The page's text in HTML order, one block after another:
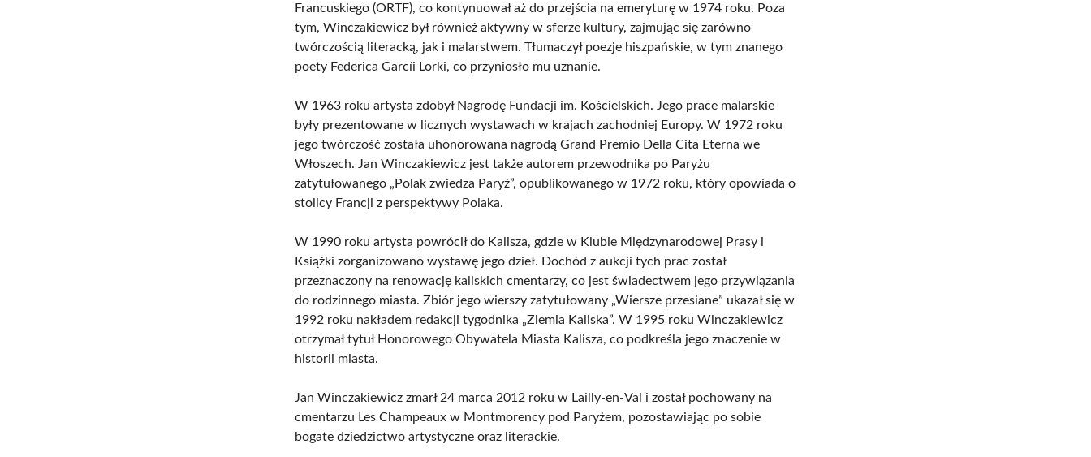
Francuskiego (ORTF), co kontynuował aż do przejścia na emeryturę w 1974 roku. Poza
tym, Winczakiewicz był również aktywny w sferze kultury, zajmując się zarówno
twórczością literacką, jak i malarstwem. Tłumaczył poezje hiszpańskie, w tym znanego
poety Federica Garcíi Lorki, co przyniosło mu uznanie.
W 1963 roku artysta zdobył Nagrodę Fundacji im. Kościelskich. Jego prace malarskie
były prezentowane w licznych wystawach w krajach zachodniej Europy. W 1972 roku
jego twórczość została uhonorowana nagrodą Grand Premio Della Cita Eterna we
Włoszech. Jan Winczakiewicz jest także autorem przewodnika po Paryżu
zatytułowanego „Polak zwiedza Paryż”, opublikowanego w 1972 roku, który opowiada o
stolicy Francji z perspektywy Polaka.
W 1990 roku artysta powrócił do Kalisza, gdzie w Klubie Międzynarodowej Prasy i
Książki zorganizowano wystawę jego dzieł. Dochód z aukcji tych prac został
przeznaczony na renowację kaliskich cmentarzy, co jest świadectwem jego przywiązania
do rodzinnego miasta. Zbiór jego wierszy zatytułowany „Wiersze przesiane” ukazał się w
1992 roku nakładem redakcji tygodnika „Ziemia Kaliska”. W 1995 roku Winczakiewicz
otrzymał tytuł Honorowego Obywatela Miasta Kalisza, co podkreśla jego znaczenie w
historii miasta.
Jan Winczakiewicz zmarł 24 marca 2012 roku w Lailly-en-Val i został pochowany na
cmentarzu Les Champeaux w Montmorency pod Paryżem, pozostawiając po sobie
bogate dziedzictwo artystyczne oraz literackie.